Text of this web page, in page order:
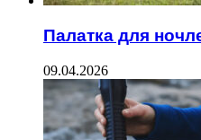
Палатка для
09.04.2026